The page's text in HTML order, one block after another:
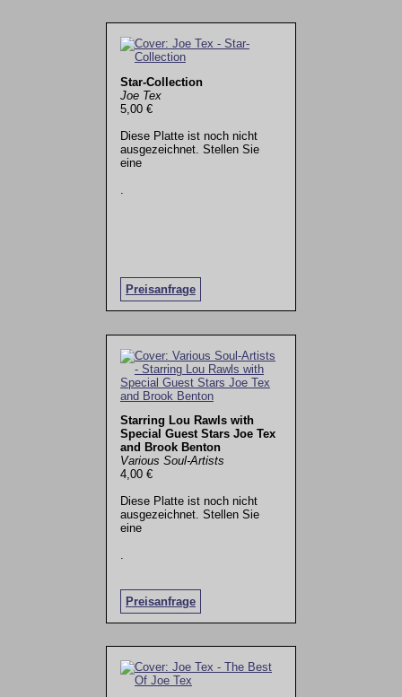
Star-Collection
Joe Tex
5,00 €
Diese Platte ist noch nicht
ausgezeichnet. Stellen Sie
eine
Preisanfrage
Starring Lou Rawls with
Special Guest Stars Joe Tex
and Brook Benton
Various Soul-Artists
4,00 €
Diese Platte ist noch nicht
ausgezeichnet. Stellen Sie
eine
Preisanfrage
.